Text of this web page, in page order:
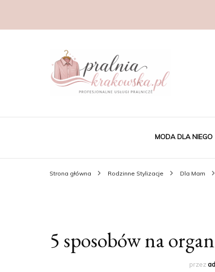
MODA DLA NIEGO
Strona główna Rodzinne Stylizacje Dla Mam
5 sposobów na
przez